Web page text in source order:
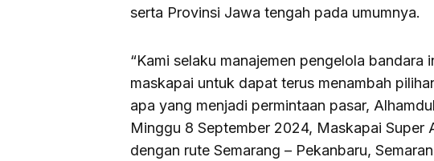
serta Provinsi Jawa tengah pada umumnya.
“Kami selaku manajemen pengelola
maskapai untuk dapat terus menambah
apa yang menjadi permintaan pasar,
Minggu 8 September 2024, Maskapai Super
dengan rute Semarang – Pekanbaru,